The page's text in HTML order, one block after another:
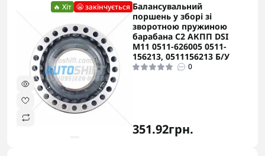
🔥 Хіт 😬 закінчується Балансувальний
поршень у зборі зі
зворотною пружиною
барабана C2 АКПП DSI
M11 0511-626005 0511-
156213, 0511156213 Б/У
0
351.92грн.